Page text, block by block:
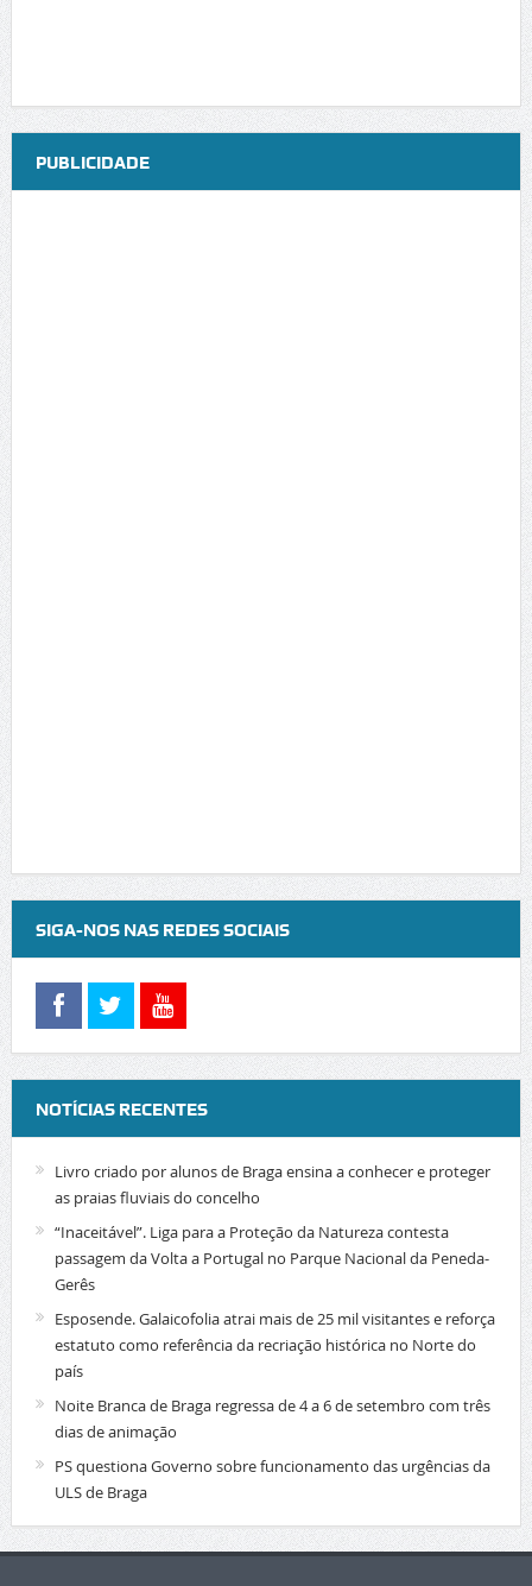
PUBLICIDADE
SIGA-NOS NAS REDES SOCIAIS
NOTÍCIAS RECENTES
Livro criado por alunos de Braga ensina a conhecer e proteger
as praias fluviais do concelho
“Inaceitável”. Liga para a Proteção da Natureza contesta
passagem da Volta a Portugal no Parque Nacional da Peneda-
Gerês
Esposende. Galaicofolia atrai mais de 25 mil visitantes e reforça
estatuto como referência da recriação histórica no Norte do
país
Noite Branca de Braga regressa de 4 a 6 de setembro com três
dias de animação
PS questiona Governo sobre funcionamento das urgências da
ULS de Braga